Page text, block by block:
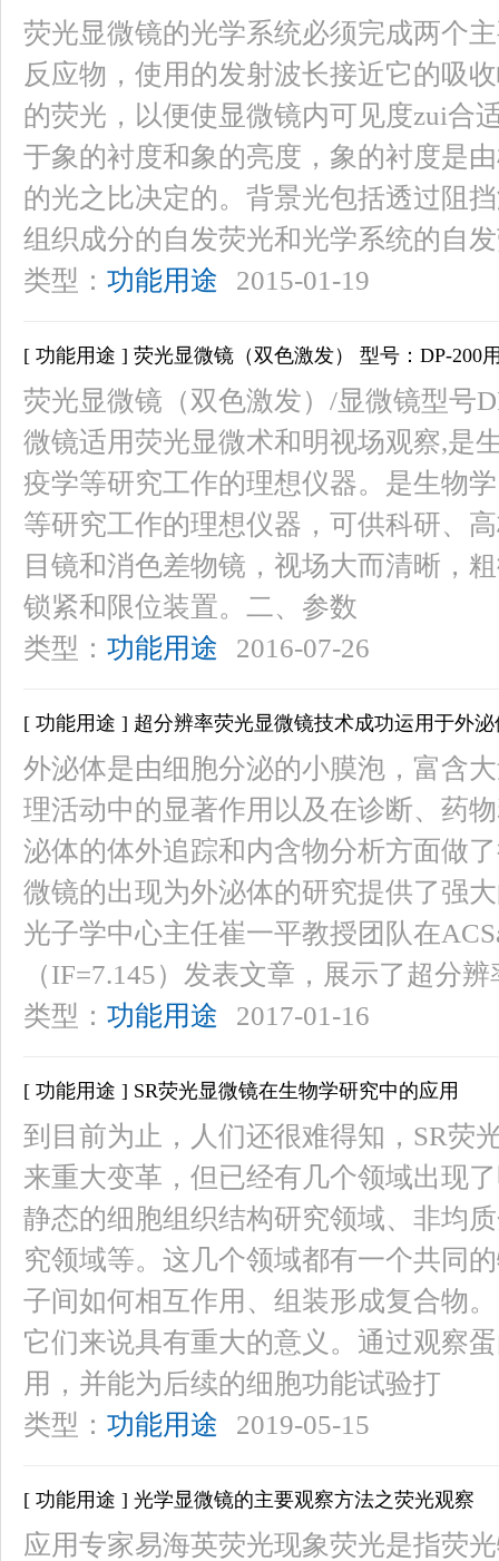
荧光显微镜的光学系统必须完成两个
反应物，使用的发射波长接近它的吸
的荧光，以便使显微镜内可见度zui合
于象的衬度和象的亮度，象的衬度是
的光之比决定的。背景光包括透过阻
组织成分的自发荧光和光学系统的自
类型： 功能用途 2015-01-19
[ 功能用途 ] 荧光显微镜（双色激发） 型号：DP-200
荧光显微镜（双色激发）/显微镜型号
微镜适用荧光显微术和明视场观察,是
疫学等研究工作的理想仪器。是生物
等研究工作的理想仪器，可供科研、
目镜和消色差物镜，视场大而清晰，
锁紧和限位装置。二、参数
类型： 功能用途 2016-07-26
[ 功能用途 ] 超分辨率荧光显微镜技术成功运用于外
外泌体是由细胞分泌的小膜泡，富含
理活动中的显著作用以及在诊断、药
泌体的体外追踪和内含物分析方面做
微镜的出现为外泌体的研究提供了强
光子学中心主任崔一平教授团队在
（IF=7.145）发表文章，展示了超分
类型： 功能用途 2017-01-16
[ 功能用途 ] SR荧光显微镜在生物学研究中的应用
到目前为止，人们还很难得知，SR荧
来重大变革，但已经有几个领域出现
静态的细胞组织结构研究领域、非均
究领域等。这几个领域都有一个共同
子间如何相互作用、组装形成复合物
它们来说具有重大的意义。通过观察
用，并能为后续的细胞功能试验打
类型： 功能用途 2019-05-15
[ 功能用途 ] 光学显微镜的主要观察方法之荧光观察
应用专家易海英荧光现象荧光是指荧